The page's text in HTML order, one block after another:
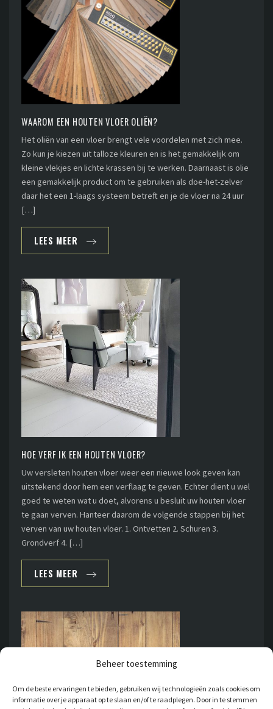
Beheer toestemming
Om de beste ervaringen te bieden, gebruiken wij technologieën zoals cookies om
informatie over je apparaat op te slaan en/of te raadplegen. Door in te stemmen
WAAROM EEN HOUTEN VLOER OLIËN?
Het oliën van een vloer brengt vele voordelen met zich mee.
Zo kun je kiezen uit talloze kleuren en is het gemakkelijk om
kleine vlekjes en lichte krassen bij te werken. Daarnaast is olie
een gemakkelijk product om te gebruiken als doe-het-zelver
daar het een 1-laags systeem betreft en je de vloer na 24 uur
[…]
LEES MEER
HOE VERF IK EEN HOUTEN VLOER?
Uw versleten houten vloer weer een nieuwe look geven kan
uitstekend door hem een verflaag te geven. Echter dient u wel
goed te weten wat u doet, alvorens u besluit uw houten vloer
te gaan verven. Hanteer daarom de volgende stappen bij het
verven van uw houten vloer. 1. Ontvetten 2. Schuren 3.
Grondverf 4. […]
LEES MEER